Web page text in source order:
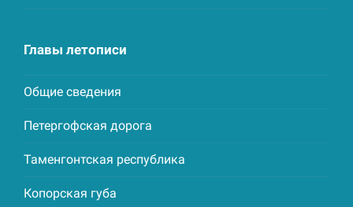
Главы летописи
Общие сведения
Петергофская дорога
Таменгонтская республика
Копорская губа